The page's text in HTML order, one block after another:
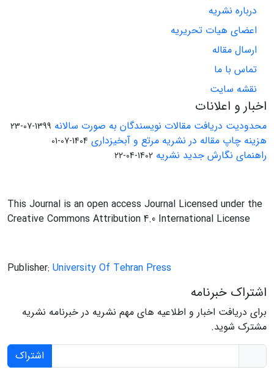
درباره نشریه
اعضای هیات تحریریه
ارسال مقاله
تماس با ما
نقشه سایت
اخبار و اعلانات
محدودیت دریافت مقالات نویسندگان به صورت سالانه 1399-07-23
هزینه چاپ مقاله در نشریه مرتع و آبخیزداری 1404-07-01
راهنمای نگارش جدید نشریه 1402-04-22
This Journal is an open access Journal Licensed under the
Creative Commons Attribution 4.0 International License
Publisher: University Of Tehran Press
اشتراک خبرنامه
برای دریافت اخبار و اطلاعیه های مهم نشریه در خبرنامه نشریه
مشترک شوید.
اشتراک